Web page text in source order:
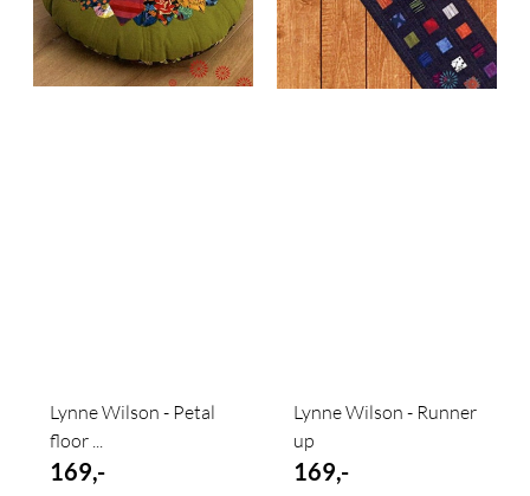
Lynne Wilson - Petal
floor ...
169,-
Lynne Wilson - Runner
up
169,-